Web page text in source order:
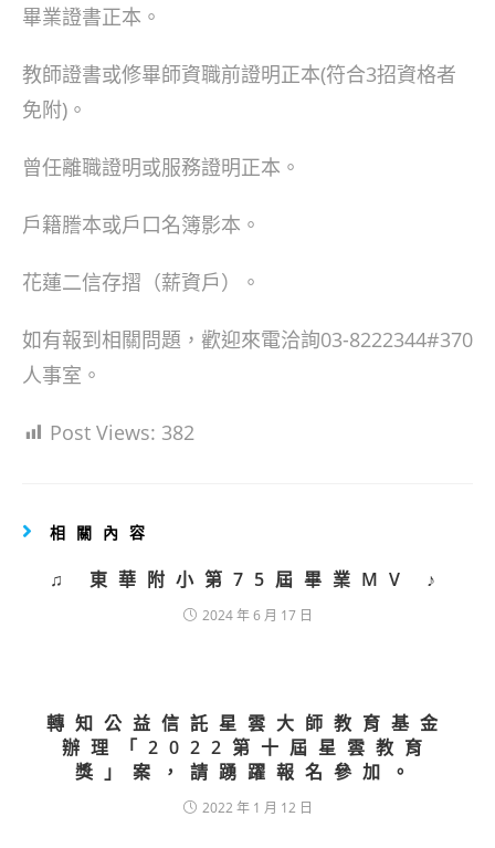
畢業證書正本。
教師證書或修畢師資職前證明正本(符合3招資格者
免附)。
曾任離職證明或服務證明正本。
戶籍謄本或戶口名簿影本。
花蓮二信存摺（薪資戶）。
如有報到相關問題，歡迎來電洽詢03-8222344#370
人事室。
Post Views: 382
相關內容
♫ 東華附小第75屆畢業MV ♪
2024 年 6 月 17 日
轉知公益信託星雲大師教育基金
辦理「2022第十屆星雲教育
獎」案，請踴躍報名參加。
2022 年 1 月 12 日